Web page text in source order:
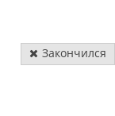
Закончился